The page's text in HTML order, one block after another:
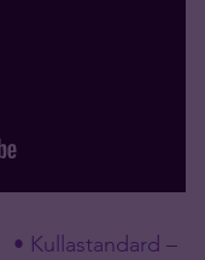
• Kullastandard –